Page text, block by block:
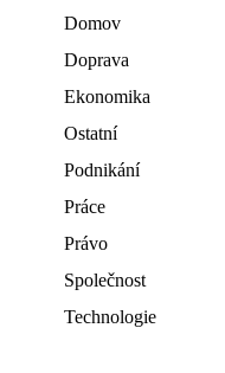
Domov
Doprava
Ekonomika
Ostatní
Podnikání
Práce
Právo
Společnost
Technologie